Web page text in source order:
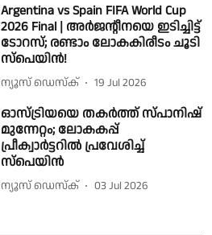
Argentina vs Spain FIFA World Cup
2026 Final | അർജൻ്റീനയെ ഇടിച്ചിട്ട്
ടോറസ്; രണ്ടാം ലോകകിരീടം ചൂടി
സ്പെയിൻ!
ന്യൂസ് ഡെസ്ക് 19 Jul 2026
ഓസ്ട്രിയയെ തകർത്ത് സ്പാനിഷ്
മുന്നേറ്റം; ലോകകപ്പ്
പ്രീക്വാർട്ടറിൽ പ്രവേശിച്ച്
സ്പെയിൻ
ന്യൂസ് ഡെസ്ക് 03 Jul 2026